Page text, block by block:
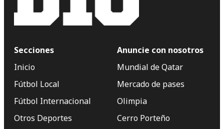
Secciones
Inicio
Fútbol Local
Fútbol Internacional
Otros Deportes
Anuncie con nosotros
Mundial de Qatar
Mercado de pases
Olimpia
Cerro Porteño